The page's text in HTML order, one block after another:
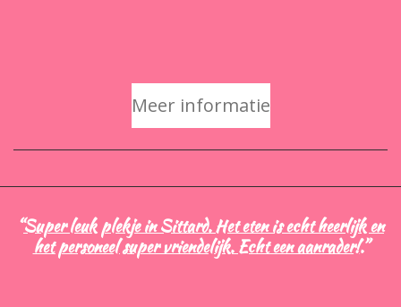
Meer informatie
“Super leuk plekje in Sittard. Het eten is echt heerlijk en
het personeel super vriendelijk. Echt een aanrader!.”